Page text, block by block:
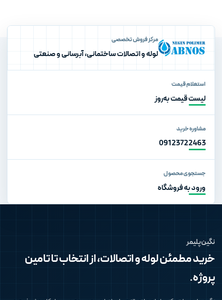
مرکز فروش تخصصی
لوله و اتصالات ساختمانی، آبرسانی و صنعتی
استعلام قیمت
لیست قیمت به‌روز
مشاوره خرید
09123722463
جستجوی محصول
ورود به فروشگاه
نگین پلیمر
خرید مطمئن لوله و اتصالات، از انتخاب تا تامین
پروژه.